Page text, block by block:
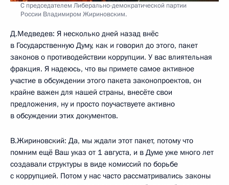
С председателем Либерально-демократической партии
России Владимиром Жириновским.
Д.Медведев: Я несколько дней назад внёс
в Государственную Думу, как и говорил до этого, пакет
законов о противодействии коррупции. У вас влиятельная
фракция. Я надеюсь, что вы примете самое активное
участие в обсуждении этого пакета законопроектов, он
крайне важен для нашей страны, внесёте свои
предложения, ну и просто поучаствуете активно
в обсуждении этих документов.
В.Жириновский: Да, мы ждали этот пакет, потому что
помним ещё Ваш указ от 1 августа, и в Думе уже много лет
создавали структуры в виде комиссий по борьбе
с коррупцией. Потом у нас часто рассматривались законы